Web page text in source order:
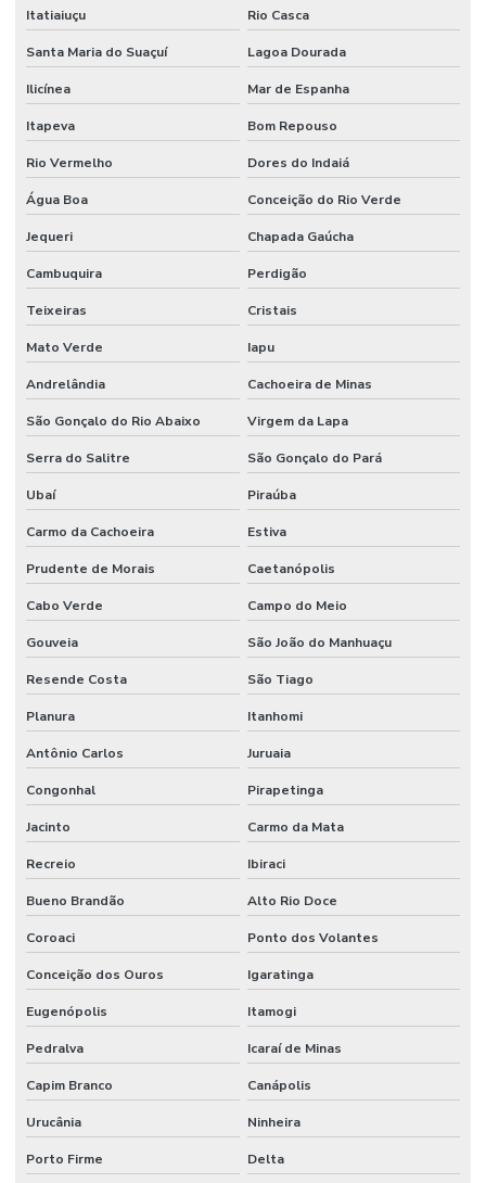
Itatiaiuçu Rio Casca
Santa Maria do Suaçuí Lagoa Dourada
Ilicínea Mar de Espanha
Itapeva Bom Repouso
Rio Vermelho Dores do Indaiá
Água Boa Conceição do Rio Verde
Jequeri Chapada Gaúcha
Cambuquira Perdigão
Teixeiras Cristais
Mato Verde Iapu
Andrelândia Cachoeira de Minas
São Gonçalo do Rio Abaixo Virgem da Lapa
Serra do Salitre São Gonçalo do Pará
Ubaí Piraúba
Carmo da Cachoeira Estiva
Prudente de Morais Caetanópolis
Cabo Verde Campo do Meio
Gouveia São João do Manhuaçu
Resende Costa São Tiago
Planura Itanhomi
Antônio Carlos Juruaia
Congonhal Pirapetinga
Jacinto Carmo da Mata
Recreio Ibiraci
Bueno Brandão Alto Rio Doce
Coroaci Ponto dos Volantes
Conceição dos Ouros Igaratinga
Eugenópolis Itamogi
Pedralva Icaraí de Minas
Capim Branco Canápolis
Urucânia Ninheira
Porto Firme Delta